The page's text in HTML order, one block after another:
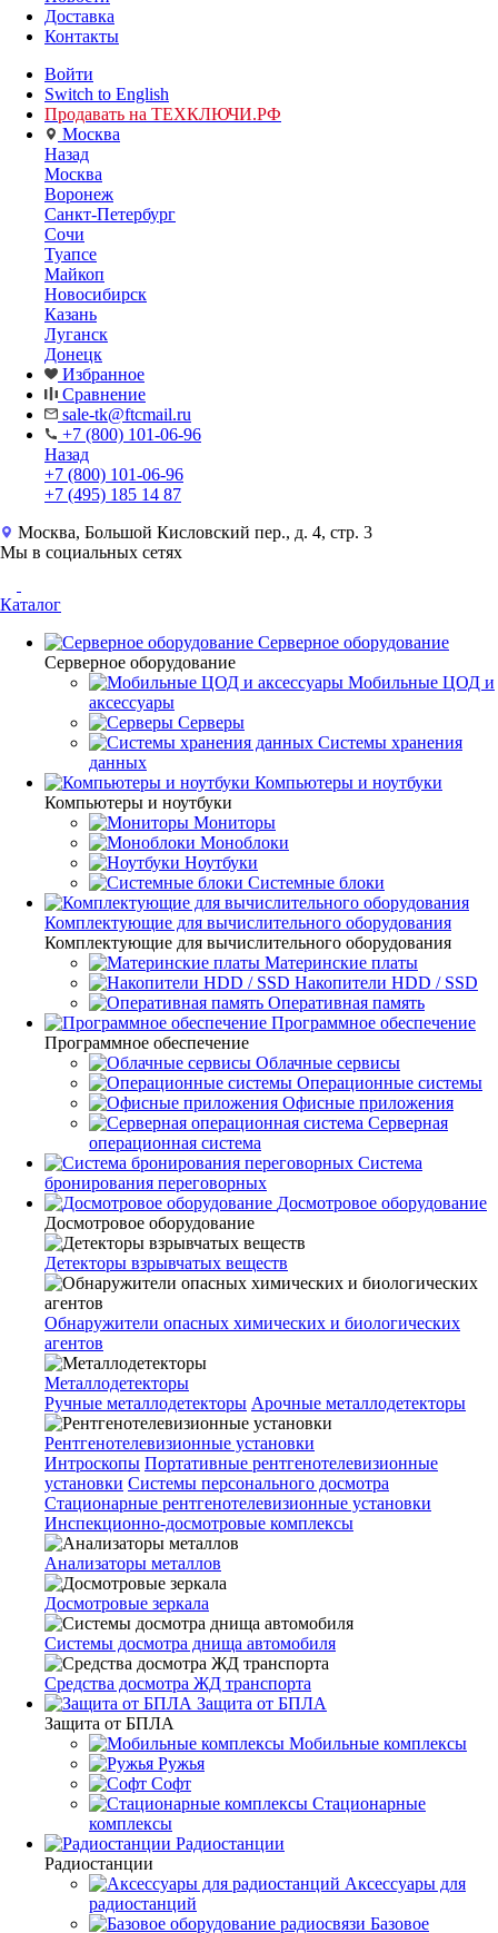
Доставка
Контакты
Войти
Switch to English
Продавать на ТЕХКЛЮЧИ.РФ
Москва
Назад
Москва
Воронеж
Санкт-Петербург
Сочи
Туапсе
Майкоп
Новосибирск
Казань
Луганск
Донецк
Избранное
Сравнение
sale-tk@ftcmail.ru
+7 (800) 101-06-96
Назад
+7 (800) 101-06-96
+7 (495) 185 14 87
Москва, Большой Кисловский пер., д. 4, стр. 3
Мы в социальных сетях
Каталог
Серверное оборудование
Серверное оборудование
Мобильные ЦОД и
аксессуары
Серверы
Системы хранения
данных
Компьютеры и ноутбуки
Компьютеры и ноутбуки
Мониторы
Моноблоки
Ноутбуки
Системные блоки
Комплектующие для вычислительного оборудования
Комплектующие для вычислительного оборудования
Материнские платы
Накопители HDD / SSD
Оперативная память
Программное обеспечение
Программное обеспечение
Облачные сервисы
Операционные системы
Офисные приложения
Серверная
операционная система
Система
бронирования переговорных
Досмотровое оборудование
Досмотровое оборудование
Детекторы взрывчатых веществ
Обнаружители опасных химических и биологических
агентов
Металлодетекторы
Ручные металлодетекторы Арочные металлодетекторы
Рентгенотелевизионные установки
Интроскопы Портативные рентгенотелевизионные
установки Системы персонального досмотра
Стационарные рентгенотелевизионные установки
Инспекционно-досмотровые комплексы
Анализаторы металлов
Досмотровые зеркала
Системы досмотра днища автомобиля
Средства досмотра ЖД транспорта
Защита от БПЛА
Защита от БПЛА
Мобильные комплексы
Ружья
Софт
Стационарные
комплексы
Радиостанции
Радиостанции
Аксессуары для
радиостанций
Базовое